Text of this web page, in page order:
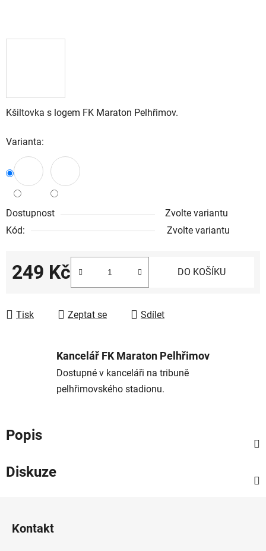
Kšiltovka s logem FK Maraton Pelhřimov.
Varianta:
Dostupnost
Zvolte variantu
Kód:
Zvolte variantu
249 Kč DO KOŠÍKU
Tisk Zeptat se Sdílet
Kancelář FK Maraton Pelhřimov
Dostupné v kanceláři na tribuně
pelhřimovského stadionu.
Popis
Diskuze
Kontakt